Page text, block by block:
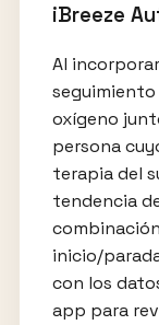
iBreeze
Al
oxígeno
persona
terapia del
tendencia
inicio/
con los
app para